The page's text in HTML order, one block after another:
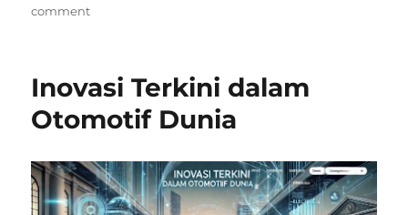
on
commenton
Inovatif
Berkualitas
Inovasi Terkini dalam
Otomotif Dunia